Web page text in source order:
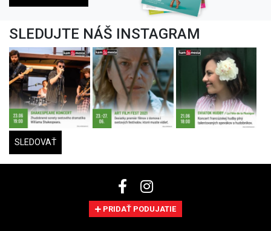
SLEDUJTE NÁŠ INSTAGRAM
SLEDOVAŤ
PRIDAŤ PODUJATIE